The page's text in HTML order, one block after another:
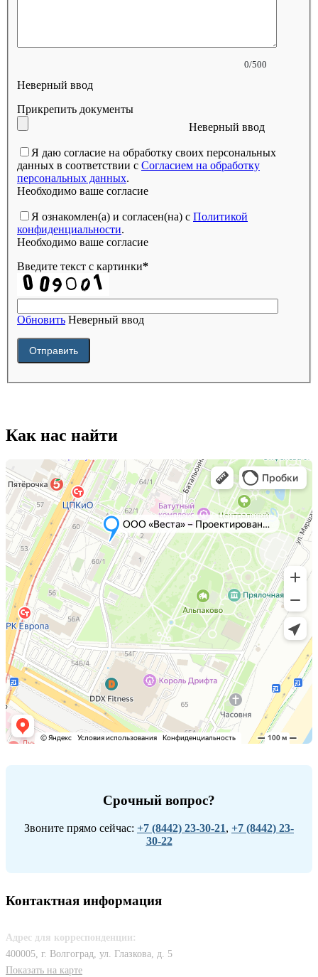
0/500
Неверный ввод
Прикрепить документы
Неверный ввод
Я даю согласие на обработку своих персональных
данных в соответствии с Согласием на обработку
персональных данных.
Необходимо ваше согласие
Я ознакомлен(а) и согласен(на) с Политикой
конфиденциальности.
Необходимо ваше согласие
Введите текст с картинки*
Обновить Неверный ввод
Отправить
Как нас найти
Срочный вопрос?
Звоните прямо сейчас: +7 (8442) 23-30-21, +7 (8442) 23-
30-22
Контактная информация
Адрес для корреспонденции:
400005, г. Волгоград, ул. Глазкова, д. 5
Показать на карте